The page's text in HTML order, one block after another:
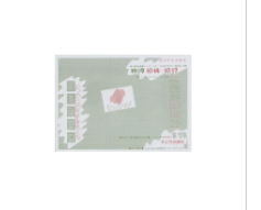
意識に危ないことを知っている。
それを幸せと呼ぶのか、呼ばない